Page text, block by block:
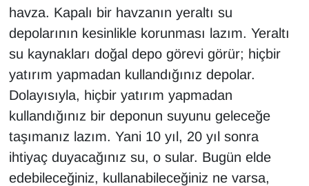
havza. Kapalı bir havzanın yeraltı su
depolarının kesinlikle korunması lazım. Yeraltı
su kaynakları doğal depo görevi görür; hiçbir
yatırım yapmadan kullandığınız depolar.
Dolayısıyla, hiçbir yatırım yapmadan
kullandığınız bir deponun suyunu geleceğe
taşımanız lazım. Yani 10 yıl, 20 yıl sonra
ihtiyaç duyacağınız su, o sular. Bugün elde
edebileceğiniz, kullanabileceğiniz ne varsa,
YAŞAM